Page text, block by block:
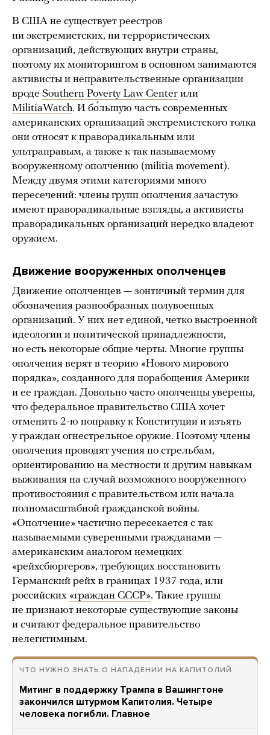
В США не существует реестров
ни экстремистских, ни террористических
организаций, действующих внутри страны,
поэтому их мониторингом в основном занимаются
активисты и неправительственные организации
вроде Southern Poverty Law Center или
MilitiaWatch. И бо́льшую часть современных
американских организаций экстремистского толка
они относят к праворадикальным или
ультраправым, а также к так называемому
вооруженному ополчению (militia movement).
Между двумя этими категориями много
пересечений: члены групп ополчения зачастую
имеют праворадикальные взгляды, а активисты
праворадикальных организаций нередко владеют
оружием.
Движение вооруженных ополченцев
Движение ополченцев — зонтичный термин для
обозначения разнообразных полувоенных
организаций. У них нет единой, четко выстроенной
идеологии и политической принадлежности,
но есть некоторые общие черты. Многие группы
ополчения верят в теорию «Нового мирового
порядка», созданного для порабощения Америки
и ее граждан. Довольно часто ополченцы уверены,
что федеральное правительство США хочет
отменить 2-ю поправку к Конституции и изъять
у граждан огнестрельное оружие. Поэтому члены
ополчения проводят учения по стрельбам,
ориентированию на местности и другим навыкам
выживания на случай возможного вооруженного
противостояния с правительством или начала
полномасштабной гражданской войны.
«Ополчение» частично пересекается с так
называемыми суверенными гражданами —
американским аналогом немецких
«рейхсбюргеров», требующих восстановить
Германский рейх в границах 1937 года, или
российских «граждан СССР». Такие группы
не признают некоторые существующие законы
и считают федеральное правительство
нелегитимным.
ЧТО НУЖНО ЗНАТЬ О НАПАДЕНИИ НА КАПИТОЛИЙ
Митинг в поддержку Трампа в Вашингтоне
закончился штурмом Капитолия. Четыре
человека погибли. Главное